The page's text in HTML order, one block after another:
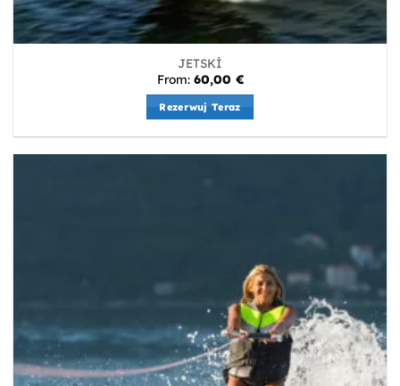
JETSKİ
From: 60,00 €
Rezerwuj Teraz